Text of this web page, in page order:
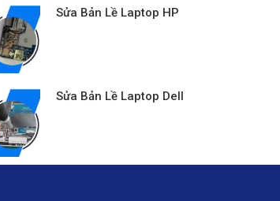
Sửa Bản Lề Laptop HP
Sửa Bản Lề Laptop Dell